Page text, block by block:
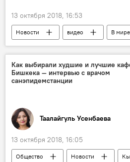
13 октября 2018, 16:53
Новости видео
В мире
Мультимедиа
Видеоклуб
охотник
медведь
Как выбирали худшие и лучшие
Бишкека — интервью с врачом
санэпидемстанции
Таалайгуль Усенбаева
13 октября 2018, 16:05
Общество Новости